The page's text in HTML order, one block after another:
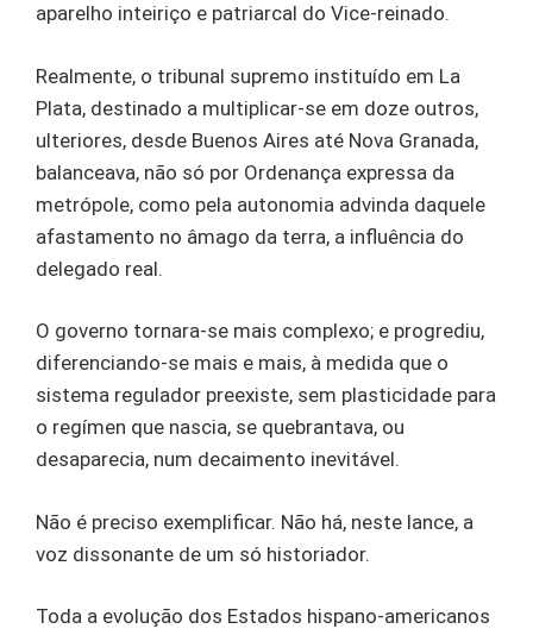
aparelho inteiriço e patriarcal do Vice-reinado.
Realmente, o tribunal supremo instituído em La
Plata, destinado a multiplicar-se em doze outros,
ulteriores, desde Buenos Aires até Nova Granada,
balanceava, não só por Ordenança expressa da
metrópole, como pela autonomia advinda daquele
afastamento no âmago da terra, a influência do
delegado real.
O governo tornara-se mais complexo; e progrediu,
diferenciando-se mais e mais, à medida que o
sistema regulador preexiste, sem plasticidade para
o regímen que nascia, se quebrantava, ou
desaparecia, num decaimento inevitável.
Não é preciso exemplificar. Não há, neste lance, a
voz dissonante de um só historiador.
Toda a evolução dos Estados hispano-americanos